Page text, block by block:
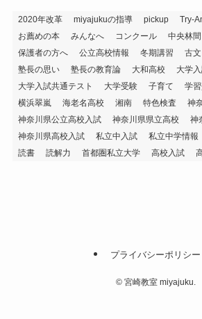
2020年改革 miyajukuの指導 pickup Try-
お薦めの本
みんなへ コンクール 中央林間
保護者の方へ
公立高校情報 冬期講習 古文
塾長の思い
塾長の教育論 大和高校
大学
大学入試共通テスト
大学受験 子育て 学
横浜翠嵐
海老名高校 湘南 特色検査
神
神奈川県公立高校入試
神奈川県県立高校
神
神奈川県高校入試
私立中入試 私立中学情報
読書
読解力 首都圏私立大学 高校入試
プライバシーポリシー
©宮崎教室 miyajuku.